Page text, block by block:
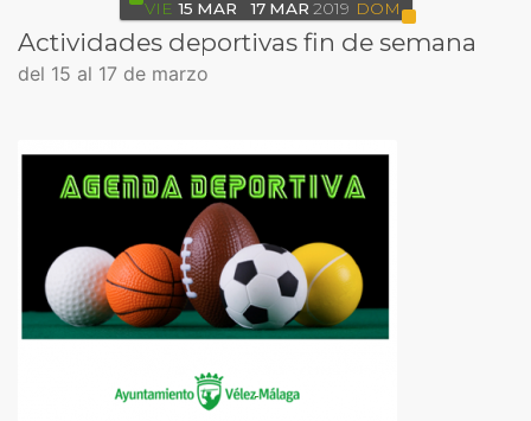
VIE 15 MAR 17 MAR 2019 DOM
Actividades deportivas fin de semana
del 15 al 17 de marzo